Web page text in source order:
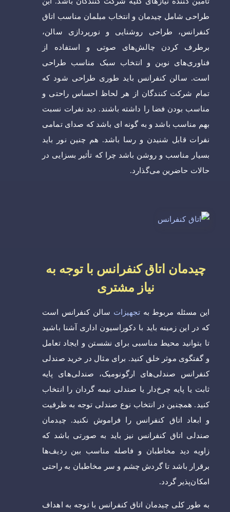
طراحی شامل چیدمان و انتخاب مبلمان مناسب اتاق
کنفرانس، طراحی روشنایی و نورپردازی سالن،
برطرف کردن چالش‌های صوتی و استفاده از
فناوری‌های نوین و انتخاب سبک مناسب طراحی
است. سالن کنفرانس باید طوری طراحی شود که
تمام شرکت کنندگان از هر لحاظ احساس راحتی و
مناسب بودن فضا را داشته باشند. دید نفرات نسبت
بهم مناسب باشد و به گونه ای باشد که صدای تمامی
نفرات قابل شنیدن و رسا باشد. هم چنین نور باید
بسیار مناسب و روشن باشد چرا که تأثیر بسزایی در
حالات حاضرین می‌گذارد.
چیدمان اتاق کنفرانس با توجه به
نیاز مشتری
این مسئله مربوط به تجهیزات سالن کنفرانس است
که در این زمینه باید با دکوراسیون اداری آشنا باشید
تا بتوانید محیط مناسبی برای نشستن و ایجاد تعامل
و گفتگوی موثر خلق کنید. برای مثال در خرید صندلی
کنفرانس صندلی‌های ارگونومیک، صندلی‌های پایه
ثابت یا پایه چرخ‌دار یا صندلی نیمه گردان را انتخاب
کنید. همچنین در انتخاب نوع صندلی توجه به ظرفیت
و ابعاد اتاق کنفرانس را فراموش نکنید. چیدمان
صندلی اتاق کنفرانس نیز باید به صورتی باشد که
زاویه دید مخاطبان و فاصله مناسب بین ردیف‌ها
برقرار باشد تا گردش چشم و سر مخاطبان به راحتی
امکان‌پذیر گردد.
به طور کلی چیدمان اتاق کنفرانس با توجه به اهداف